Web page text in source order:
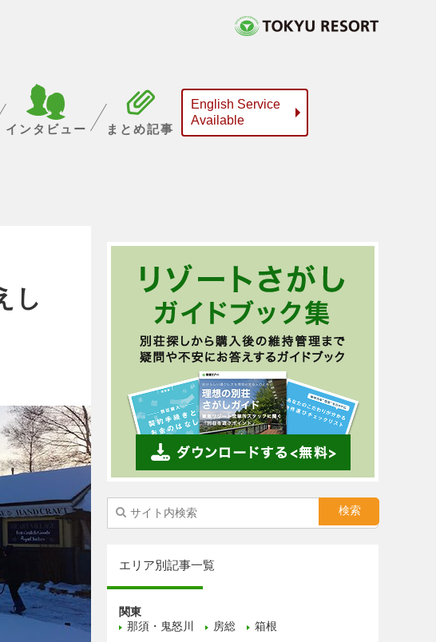
インタビュー まとめ記事
English Service
Available
し
エリア別記事一覧
関東
那須・鬼怒川
房総 箱根